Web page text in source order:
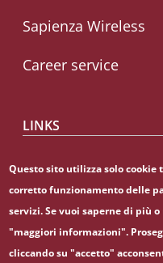
Sapienza Wireless
Career service
LINKS
CIAO
Sapienza Store
Questo sito utilizza solo
corretto funzionamento delle
servizi. Se vuoi saperne di più
"maggiori informazioni".
cliccando su "accetto"